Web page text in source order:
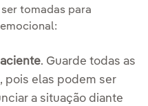
tomadas para
. Guarde todas as
pois elas podem ser
a situação diante